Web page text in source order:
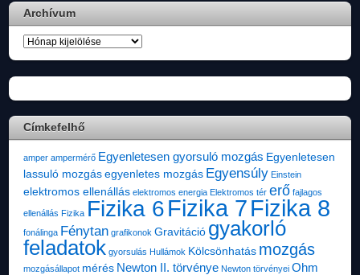
Archívum
Archívum
Címkefelhő
amper ampermérő Egyenletesen gyorsuló mozgás Egyenletesen
lassuló mozgás egyenletes mozgás Egyensúly Einstein
elektromos ellenállás elektromos energia Elektromos tér erő fajlagos
ellenállás Fizika Fizika 6Fizika 7Fizika 8
fonálinga Fénytan grafikonok Gravitáció gyakorló
feladatok gyorsulás Hullámok Kölcsönhatás mozgás
mozgásállapot mérés Newton II. törvénye Newton törvényei Ohm